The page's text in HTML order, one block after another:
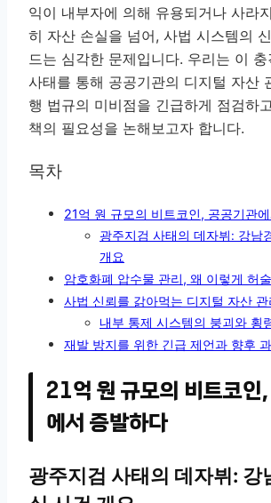
익이 내부자에 의해 유용되거나 사라
히 자산 손실을 넘어, 사법 시스템의
드는 심각한 문제입니다. 우리는 이
사태를 통해 공공기관의 디지털 자산
행 법규의 미비점을 긴급하게 점검하
책의 필요성을 논해보고자 합니다.
목차
21억 원 규모의 비트코인, 공공기관
광주지검 사태의 데자뷔: 강남
개요
암호화폐 압수물 관리, 왜 이렇게 허
사법 신뢰를 갉아먹는 디지털 자산 관
내부 통제 시스템의 붕괴와 횡
재발 방지를 위한 긴급 제언과 향후
21억 원 규모의 비트코인
에서 증발하다
광주지검 사태의 데자뷔: 강